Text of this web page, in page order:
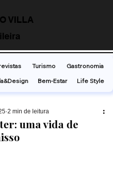
VILLA
uma vida de
2 min de leitura
Turismo
Gastronomia
Bem-Estar Life Style